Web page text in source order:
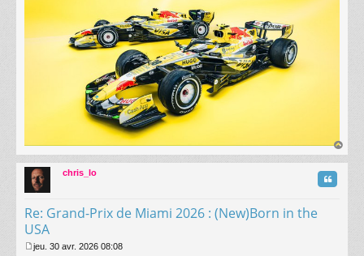
e
au
chris_lo
Re: Grand-Prix de Miami 2026 : (New)Born in the
USA
Citation
jeu. 30 avr. 2026 08:08